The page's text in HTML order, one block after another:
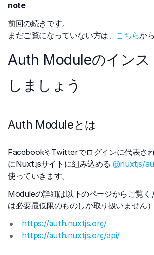
note
前回の続きです。
まだご覧になっていない方は、 こちらか
Auth Moduleのインス
しましょう
Auth Moduleとは
FacebookやTwitterでログインに代表さ
にNuxt.jsサイトに組み込める @nuxtjs/
使っていきます。
Moduleの詳細は以下のページからご覧く
は必要最低限のものしか取り扱いません）
https://auth.nuxtjs.org/
https://auth.nuxtjs.org/api/